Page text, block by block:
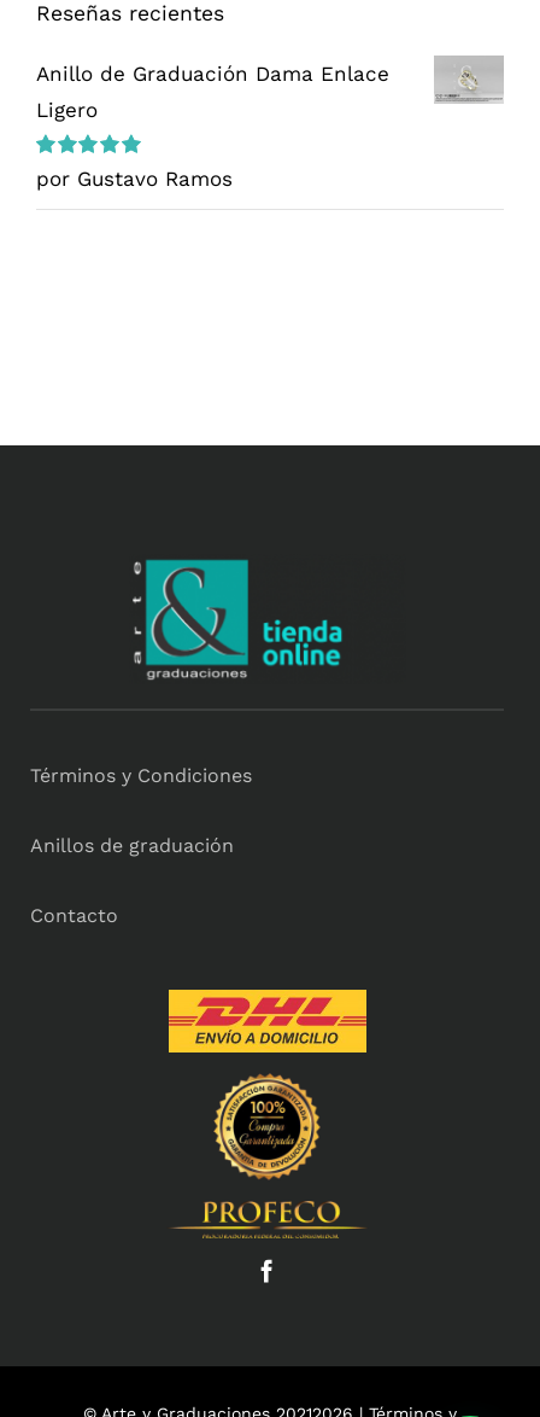
Reseñas recientes
Anillo de Graduación Dama Enlace
Ligero
Valorado
en
por Gustavo Ramos
Términos y Condiciones
Anillos de graduación
Contacto